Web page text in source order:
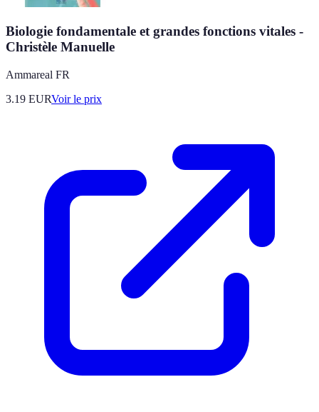
Biologie fondamentale et grandes fonctions vitales -
Christèle Manuelle
Ammareal FR
3.19 EURVoir le prix